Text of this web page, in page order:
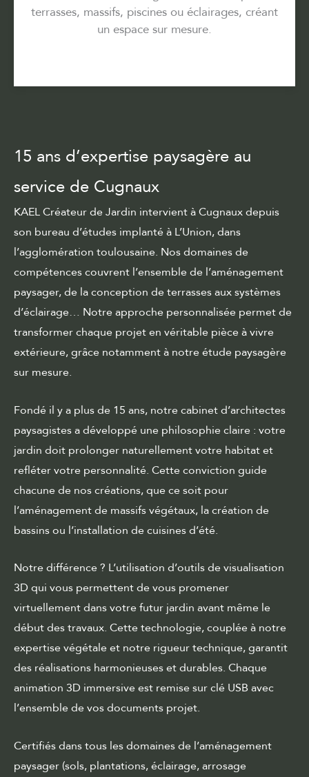
terrasses, massifs, piscines ou éclairages, créant
un espace sur mesure.
15 ans d’expertise paysagère au
service de Cugnaux
KAEL Créateur de Jardin intervient à Cugnaux depuis
son bureau d’études implanté à L’Union, dans
l’agglomération toulousaine. Nosdomaines de
compétencescouvrent l’ensemble de l’aménagement
paysager, de la conception de terrasses aux systèmes
d’éclairage… Notre approche personnalisée permet de
transformer chaque projet en véritable pièce à vivre
extérieure, grâce notamment à notreétude paysagère
sur mesure.
Fondé il y a plus de 15 ans, notre cabinet d’architectes
paysagistes a développé une philosophie claire : votre
jardin doit prolonger naturellement votre habitat et
refléter votre personnalité. Cette conviction guide
chacune de nos créations, que ce soit pour
l’aménagement de massifs végétaux, la création de
bassins ou l’installation de cuisines d’été.
Notre différence ? L’utilisation d’outils de visualisation
3D qui vous permettent de vous promener
virtuellement dans votre futur jardin avant même le
début des travaux. Cette technologie, couplée à notre
expertise végétale et notre rigueur technique, garantit
des réalisations harmonieuses et durables. Chaque
animation 3D immersive est remise sur clé USB avec
l’ensemble de vos documents projet.
Certifiés dans tous les domaines de l’aménagement
paysager (sols, plantations, éclairage, arrosage